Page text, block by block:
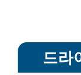
드라